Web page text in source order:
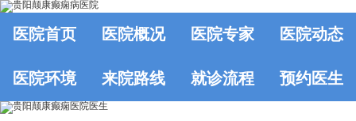
医院首页 医院概况 医院专家 医院动态
医院环境 来院路线 就诊流程 预约医生